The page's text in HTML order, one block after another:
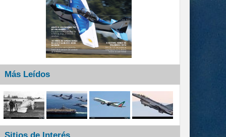
Más Leídos